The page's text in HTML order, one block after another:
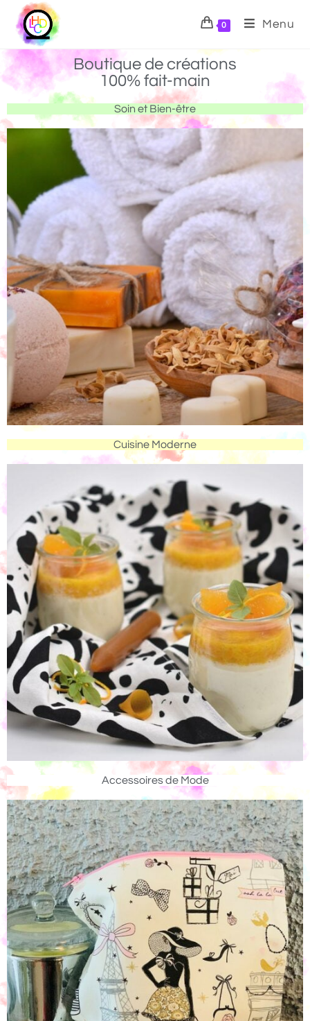
0 Menu
Boutique de créations
100% fait-main
Soin et Bien-être
Cuisine Moderne
Accessoires de Mode